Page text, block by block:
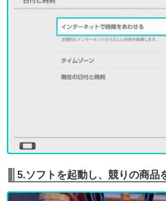
5.ソフトを起動し、競りの商品